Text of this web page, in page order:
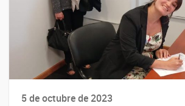
5 de octubre de 2023